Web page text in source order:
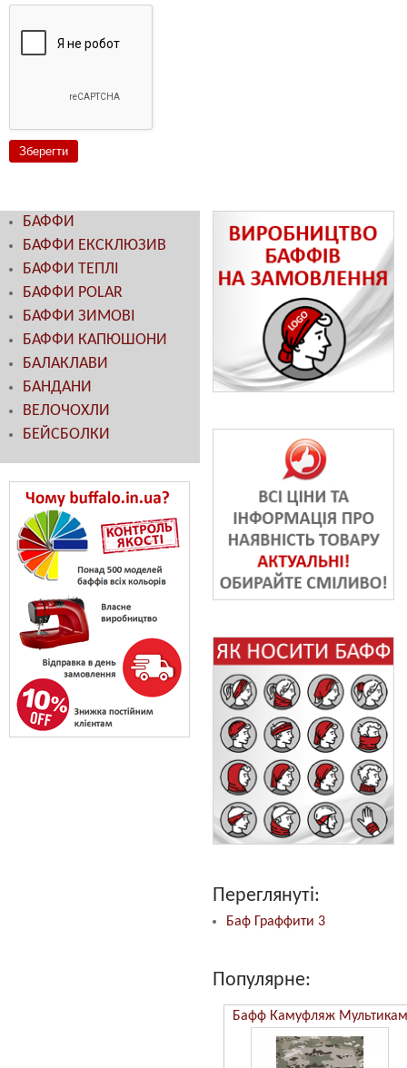
БАФФИ
БАФФИ ЕКСКЛЮЗИВ
БАФФИ ТЕПЛІ
БАФФИ POLAR
БАФФИ ЗИМОВІ
БАФФИ КАПЮШОНИ
БАЛАКЛАВИ
БАНДАНИ
ВЕЛОЧОХЛИ
БЕЙСБОЛКИ
Переглянуті:
Баф Граффити 3
Популярне:
Бафф Камуфляж Мультикам